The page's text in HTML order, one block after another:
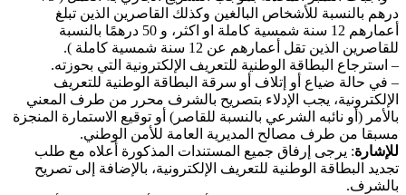
درهم بالنسبة للأشخاص البالغين وكذلك القاصرين الذين تبلغ
أعمارهم 12 سنة شمسية كاملة او اكثر، و 50 درهمًا بالنسبة
للقاصرين الذين تقل أعمارهم عن 12 سنة شمسية كاملة ).
– استرجاع البطاقة الوطنية للتعريف الإلكترونية التي بحوزته.
– في حالة ضياع أو إتلاف أو سرقة البطاقة الوطنية للتعريف
الإلكترونية، يجب الإدلاء بتصريح بالشرف محرر من طرف المعني
بالأمر (أو نائبه الشرعي بالنسبة للقاصر) أو توقيع الاستمارة المنجزة
مسبقا من طرف مصالح المديرية العامة للأمن الوطني.
للإشارة: يرجى إرفاق جميع المستندات المذكورة أعلاه مع طلب
تجديد البطاقة الوطنية للتعريف الإلكترونية، بالإضافة إلى تصريح
بالشرف.